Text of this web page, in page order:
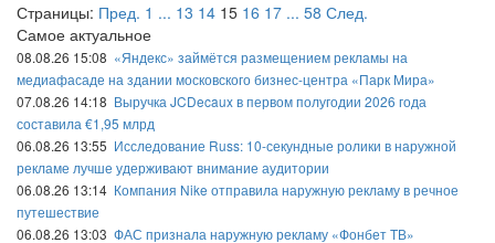
Страницы: Пред. 1 ... 13 14 15 16 17 ... 58 След.
Самое актуальное
08.08.26 15:08 «Яндекс» займётся размещением рекламы на
медиафасаде на здании московского бизнес-центра «Парк Мира»
07.08.26 14:18 Выручка JCDecaux в первом полугодии 2026 года
составила €1,95 млрд
06.08.26 13:55 Исследование Russ: 10-секундные ролики в наружной
рекламе лучше удерживают внимание аудитории
06.08.26 13:14 Компания Nike отправила наружную рекламу в речное
путешествие
06.08.26 13:03 ФАС признала наружную рекламу «Фонбет ТВ»